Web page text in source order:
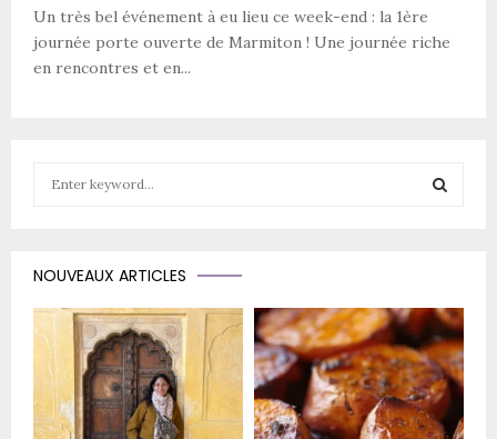
Un très bel événement à eu lieu ce week-end : la 1ère
journée porte ouverte de Marmiton ! Une journée riche
en rencontres et en...
c
f
o
A
R
C
NOUVEAUX ARTICLES